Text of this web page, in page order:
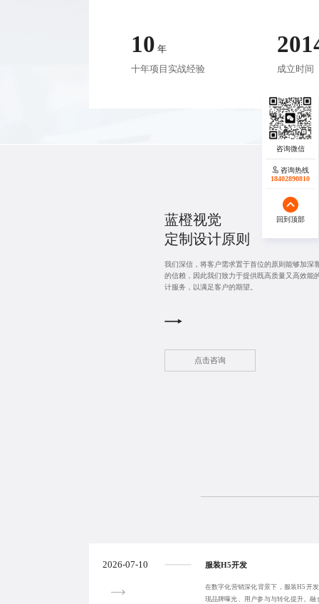
10 年
十年项目实战经验 成立时间
蓝橙视觉
定制设计原则
我们深信，将客户需求置于首位的原则能够加深
的信赖，因此我们致力于提供既高质量又高效能
计服务，以满足客户的期望。
点击咨询
2026-07-10 服装H5开发
在数字化营销深化背景下，服装H5开
现品牌曝光、用户参与与转化提升。
咨询热线
17723342546
回到顶部
咨询热线
18402890810
回到顶部